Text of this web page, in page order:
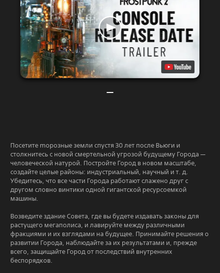
Посетите mорозные земли спустя 30 лет после Вьюги и
столкнитесь с новой смертельной угрозой будущему Города —
человеческой натурой. Постройте Город в новом масштабе,
создайте целые районы: индустриальный, научный и т. д.
Убедитесь, что все части Города работают слажено друг с
другом словно винтики одной гигантской ресурсоемкой
машины.
Возведите здание Совета, где вы будете издавать законы для
растущего мегаполиса, и лавируйте между различными
фракциями и их взглядами на будущее. Принимайте решения о
развитии Города, наблюдайте за их результатами и, прежде
всего, защищайте Город от последствий внутренних
беспорядков.